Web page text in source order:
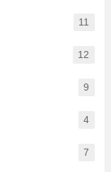
11
12
9
4
7